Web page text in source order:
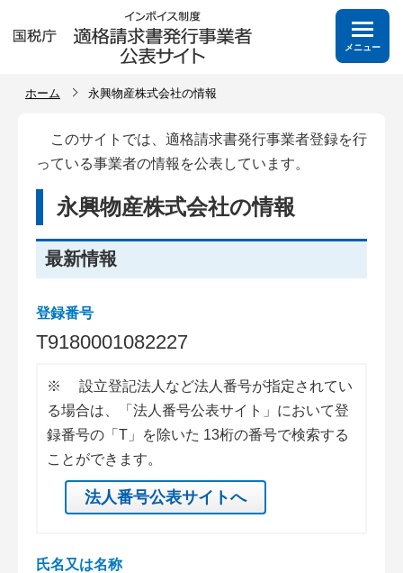
メニュー
ホーム 永興物産株式会社の情報
このサイトでは、適格請求書発行事業者登録を行
っている事業者の情報を公表しています。
永興物産株式会社の情報
最新情報
登録番号
T9180001082227
※
設立登記法人など法人番号が指定されてい
る場合は、「法人番号公表サイト」において登
録番号の「T」を除いた 13桁の番号で検索する
ことができます。
法人番号公表サイトへ
氏名又は名称